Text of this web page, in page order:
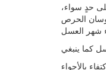
حدٍ سواء،
الحرص
بالأجواء